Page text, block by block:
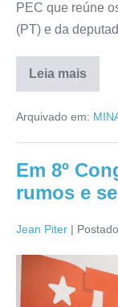
PEC que reúne
(PT) e da
Leia mais
Arquivado em:
Em 8º
rumos e
Jean Piter |